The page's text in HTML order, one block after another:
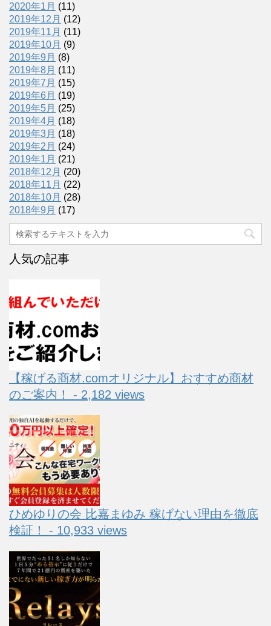
2020年1月 (11)
2019年12月 (12)
2019年11月 (11)
2019年10月 (9)
2019年9月 (8)
2019年8月 (11)
2019年7月 (15)
2019年6月 (19)
2019年5月 (25)
2019年4月 (18)
2019年3月 (18)
2019年2月 (24)
2019年1月 (21)
2018年12月 (20)
2018年11月 (22)
2018年10月 (28)
2018年9月 (17)
人気の記事
【稼げる商材.comオリジナル】おすすめ商材
のご案内！ - 2,182 views
ひめゆりの会 比嘉まゆみ 稼げない理由を徹底
検証！ - 10,933 views